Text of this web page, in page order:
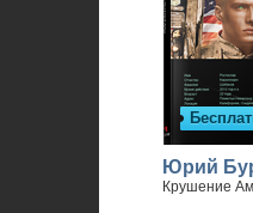
Юрий
Крушение